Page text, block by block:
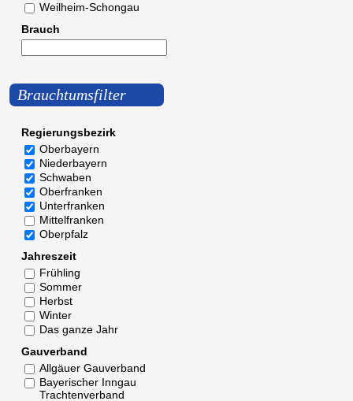
Weilheim-Schongau
Brauch
Brauchtumsfilter
Regierungsbezirk
Oberbayern
Niederbayern
Schwaben
Oberfranken
Unterfranken
Mittelfranken
Oberpfalz
Jahreszeit
Frühling
Sommer
Herbst
Winter
Das ganze Jahr
Gauverband
Allgäuer Gauverband
Bayerischer Inngau
Trachtenverband